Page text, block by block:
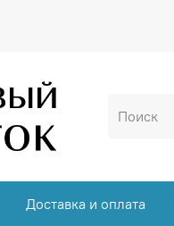
Доставка и оплата